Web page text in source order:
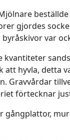
gjordes
var
hyvla, detta
Gravvårdar
förtecknar